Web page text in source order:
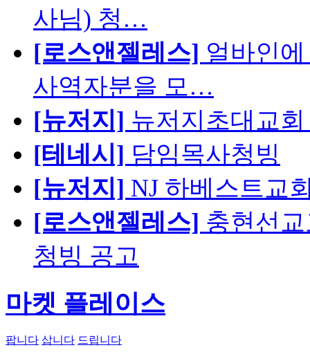
사님) 청…
[로스앤젤레스] 얼바인
사역자분을 모…
[뉴저지] 뉴저지초대교
[테네시] 담임목사청빙
[뉴저지] NJ 하베스트교
[로스앤젤레스] 충현선
청빙 공고
마켓 플레이스
팝니다 삽니다 드립니다